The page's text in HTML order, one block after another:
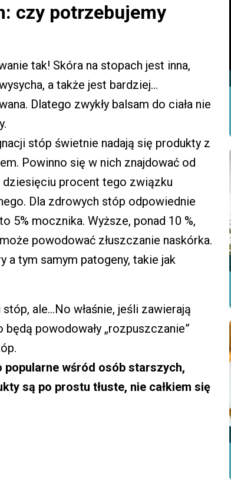
czy potrzebujemy
tak! Skóra na stopach jest inna,
a także jest bardziej…
Dlatego zwykły balsam do ciała nie
stóp świetnie nadają się produkty z
Powinno się w nich znajdować od
dziesięciu procent tego związku
Dla zdrowych stóp odpowiednie
5% mocznika. Wyższe, ponad 10 %,
powodować złuszczanie naskórka.
a tym samym patogeny, takie jak
ale…No właśnie, jeśli zawierają
powodowały „rozpuszczanie”
popularne wśród osób starszych,
są po prostu tłuste, nie całkiem się